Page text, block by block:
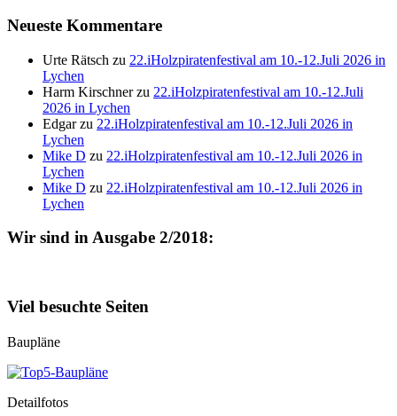
Neueste Kommentare
Urte Rätsch zu 22.iHolzpiratenfestival am 10.-12.Juli 2026 in
Lychen
Harm Kirschnerzu 22.iHolzpiratenfestival am 10.-12.Juli
2026 in Lychen
Edgarzu 22.iHolzpiratenfestival am 10.-12.Juli 2026 in
Lychen
Mike D zu 22.iHolzpiratenfestival am 10.-12.Juli 2026 in
Lychen
Mike D zu 22.iHolzpiratenfestival am 10.-12.Juli 2026 in
Lychen
Wir sind in Ausgabe 2/2018:
Viel besuchte Seiten
Baupläne
Detailfotos